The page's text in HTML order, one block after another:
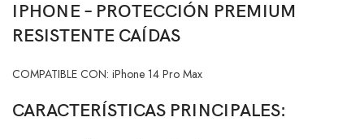
IPHONE – PROTECCIÓN PREMIUM
RESISTENTE CAÍDAS
COMPATIBLE CON: iPhone 14 Pro Max
CARACTERÍSTICAS PRINCIPALES: